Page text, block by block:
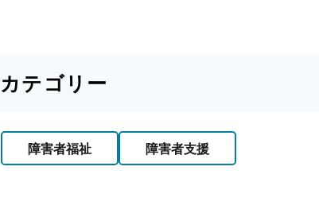
カテゴリー
障害者福祉 障害者支援